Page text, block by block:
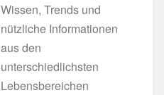
Wissen, Trends und
nützliche Informationen
aus den
unterschiedlichsten
Lebensbereichen